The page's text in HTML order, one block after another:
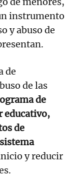
instrumento
y abuso de
de
de las
de
educativo,
de
y reducir